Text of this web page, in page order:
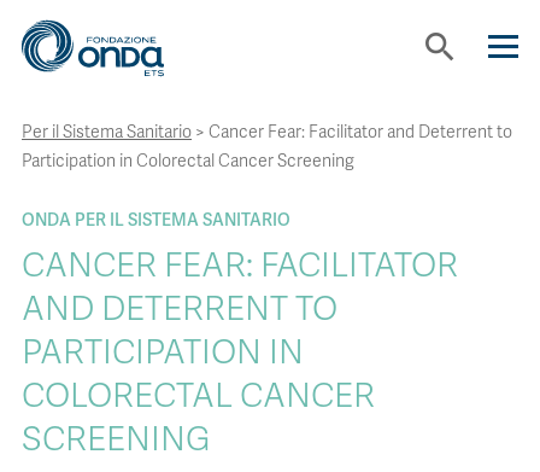
search
CHI SIAMO
CON CHI LAVORIAMO
STRUMENTI
BOLLINI
Per il Sistema Sanitario > Cancer Fear: Facilitator and Deterrent to
Participation in Colorectal Cancer Screening
ONDA PER IL SISTEMA SANITARIO
CANCER FEAR: FACILITATOR
AND DETERRENT TO
PARTICIPATION IN
COLORECTAL CANCER
SCREENING